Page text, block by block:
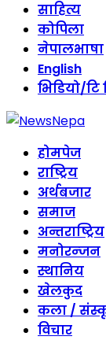
साहित्य
कोपिला
नेपालभाषा
English
भिडियो/टि
होमपेज
राष्ट्रिय
अर्थबजार
समाज
अन्तराष्ट्रिय
मनोरन्जन
स्थानिय
खेलकुद
कला /
विचार